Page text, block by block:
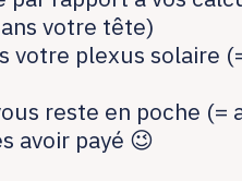
votre tête)
votre plexus solaire
reste en poche (=
avoir payé 😉